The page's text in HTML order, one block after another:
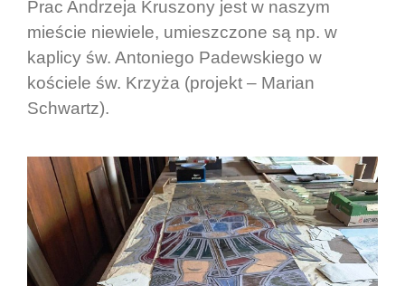
Prac Andrzeja Kruszony jest w naszym
mieście niewiele, umieszczone są np. w
kaplicy św. Antoniego Padewskiego w
kościele św. Krzyża (projekt – Marian
Schwartz).